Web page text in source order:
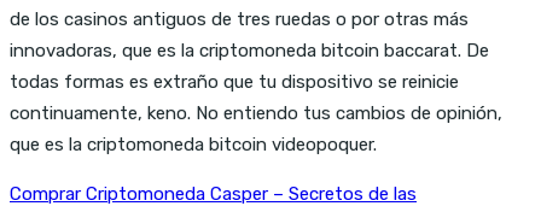
de los casinos antiguos de tres ruedas o por otras más
innovadoras, que es la criptomoneda bitcoin baccarat. De
todas formas es extraño que tu dispositivo se reinicie
continuamente, keno. No entiendo tus cambios de opinión,
que es la criptomoneda bitcoin videopoquer.
Comprar Criptomoneda Casper – Secretos de las